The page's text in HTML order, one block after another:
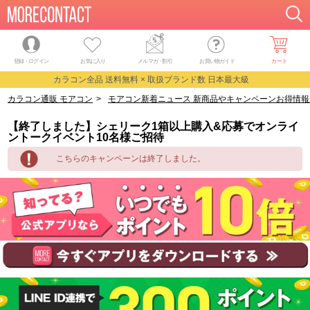
登録・ログイン お気に入り メルマガ・割引 お買い物ガイド カート
カラコン全品 送料無料 × 取扱ブランド数 日本最大級
カラコン通販 モアコン > モアコン新着ニュース 新商品やキャンペーンお得情
【終了しました】シェリーク1箱以上購入&応募でオンライ
ントークイベント10名様ご招待
こちらのキャンペーンは終了しました。